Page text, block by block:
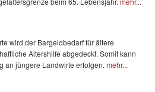
wird der Bargeldbedarf für ältere
Altershilfe abgedeckt. Somit kann
an jüngere Landwirte erfolgen.mehr...